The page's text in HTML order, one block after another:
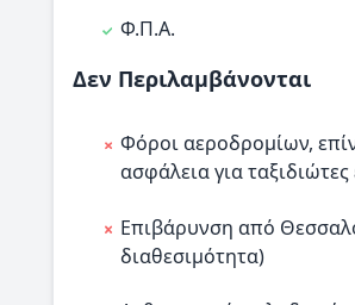
Φ.Π.Α.
Δεν Περιλαμβάνονται
Φόροι αεροδρομίων,
ασφάλεια για
Επιβάρυνση από
διαθεσιμότητα)